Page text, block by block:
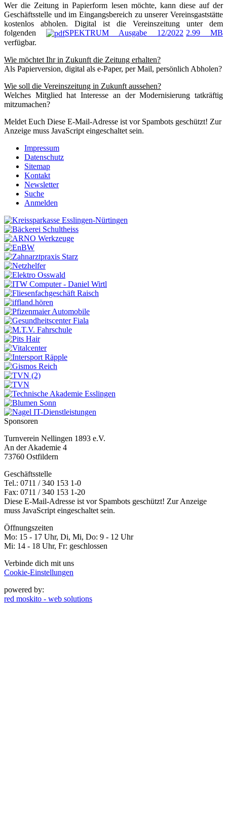
Wer die Zeitung in Papierform lesen möchte, kann diese auf der
Geschäftsstelle und im Eingangsbereich zu unserer Vereinsgaststätte
kostenlos abholen. Digital ist die Vereinszeitung unter dem
folgenden
SPEKTRUM Ausgabe 12/2022 2.99 MB
verfügbar.
Wie möchtet Ihr in Zukunft die Zeitung erhalten?
Als Papierversion, digital als e-Paper, per Mail, persönlich Abholen?
Wie soll die Vereinszeitung in Zukunft aussehen?
Welches Mitglied hat Interesse an der Modernisierung tatkräftig
mitzumachen?
Meldet Euch Diese E-Mail-Adresse ist vor Spambots geschützt! Zur
Anzeige muss JavaScript eingeschaltet sein.
Impressum
Datenschutz
Sitemap
Kontakt
Newsletter
Suche
Anmelden
Sponsoren
Turnverein Nellingen 1893 e.V.
An der Akademie 4
73760 Ostfildern
Geschäftsstelle
Tel.: 0711 / 340 153 1-0
Fax: 0711 / 340 153 1-20
Diese E-Mail-Adresse ist vor Spambots geschützt! Zur Anzeige
muss JavaScript eingeschaltet sein.
Öffnungszeiten
Mo: 15 - 17 Uhr, Di, Mi, Do: 9 - 12 Uhr
Mi: 14 - 18 Uhr, Fr: geschlossen
Verbinde dich mit uns
Cookie-Einstellungen
powered by:
red moskito - web solutions